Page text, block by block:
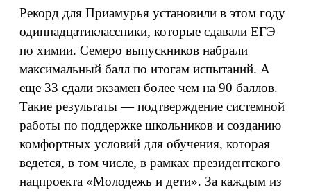
Рекорд для Приамурья установили в этом году
одиннадцатиклассники, которые сдавали ЕГЭ
по химии. Семеро выпускников набрали
максимальный балл по итогам испытаний. А
еще 33 сдали экзамен более чем на 90 баллов.
Такие результаты — подтверждение системной
работы по поддержке школьников и созданию
комфортных условий для обучения, которая
ведется, в том числе, в рамках президентского
нацпроекта «Молодежь и дети». За каждым из